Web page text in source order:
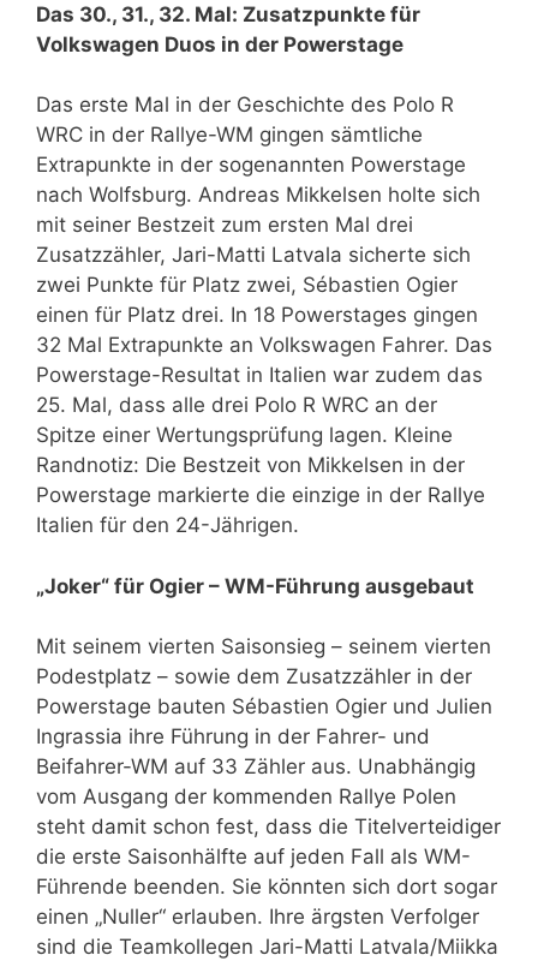
Das 30., 31., 32. Mal: Zusatzpunkte für
Volkswagen Duos in der Powerstage
Das erste Mal in der Geschichte des Polo R
WRC in der Rallye-WM gingen sämtliche
Extrapunkte in der sogenannten Powerstage
nach Wolfsburg. Andreas Mikkelsen holte sich
mit seiner Bestzeit zum ersten Mal drei
Zusatzzähler, Jari-Matti Latvala sicherte sich
zwei Punkte für Platz zwei, Sébastien Ogier
einen für Platz drei. In 18 Powerstages gingen
32 Mal Extrapunkte an Volkswagen Fahrer. Das
Powerstage-Resultat in Italien war zudem das
25. Mal, dass alle drei Polo R WRC an der
Spitze einer Wertungsprüfung lagen. Kleine
Randnotiz: Die Bestzeit von Mikkelsen in der
Powerstage markierte die einzige in der Rallye
Italien für den 24-Jährigen.
„Joker“ für Ogier – WM-Führung ausgebaut
Mit seinem vierten Saisonsieg – seinem vierten
Podestplatz – sowie dem Zusatzzähler in der
Powerstage bauten Sébastien Ogier und Julien
Ingrassia ihre Führung in der Fahrer- und
Beifahrer-WM auf 33 Zähler aus. Unabhängig
vom Ausgang der kommenden Rallye Polen
steht damit schon fest, dass die Titelverteidiger
die erste Saisonhälfte auf jeden Fall als WM-
Führende beenden. Sie könnten sich dort sogar
einen „Nuller“ erlauben. Ihre ärgsten Verfolger
sind die Teamkollegen Jari-Matti Latvala/Miikka